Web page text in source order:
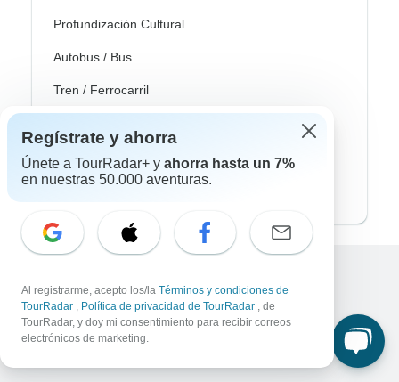
Profundización Cultural
Autobus / Bus
Tren / Ferrocarril
Familia
Private
Excellent
10,000+ reseñas sobre
Regístrate y ahorra
Únete a TourRadar+ y ahorra hasta un 7%
en nuestras 50.000 aventuras.
Al registrarme, acepto los/la Términos y condiciones de
TourRadar , Política de privacidad de TourRadar , de
TourRadar, y doy mi consentimiento para recibir correos
electrónicos de marketing.